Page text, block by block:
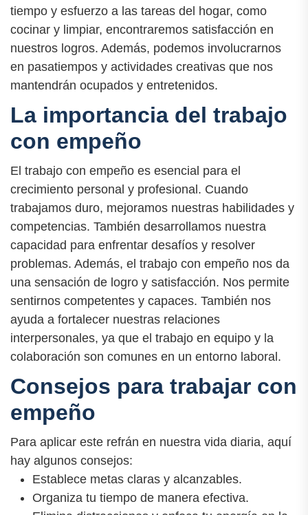
tiempo y esfuerzo a las tareas del hogar, como
cocinar y limpiar, encontraremos satisfacción en
nuestros logros. Además, podemos involucrarnos
en pasatiempos y actividades creativas que nos
mantendrán ocupados y entretenidos.
La importancia del trabajo
con empeño
El trabajo con empeño es esencial para el
crecimiento personal y profesional. Cuando
trabajamos duro, mejoramos nuestras habilidades y
competencias. También desarrollamos nuestra
capacidad para enfrentar desafíos y resolver
problemas. Además, el trabajo con empeño nos da
una sensación de logro y satisfacción. Nos permite
sentirnos competentes y capaces. También nos
ayuda a fortalecer nuestras relaciones
interpersonales, ya que el trabajo en equipo y la
colaboración son comunes en un entorno laboral.
Consejos para trabajar con
empeño
Para aplicar este refrán en nuestra vida diaria, aquí
hay algunos consejos:
Establece metas claras y alcanzables.
Organiza tu tiempo de manera efectiva.